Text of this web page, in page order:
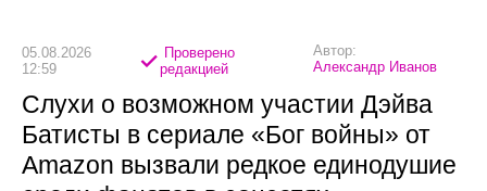
05.08.2026
12:59
Проверено
редакцией
Автор:
Александр Иванов
Слухи о возможном участии Дэйва
Батисты в сериале «Бог войны» от
Amazon вызвали редкое единодушие